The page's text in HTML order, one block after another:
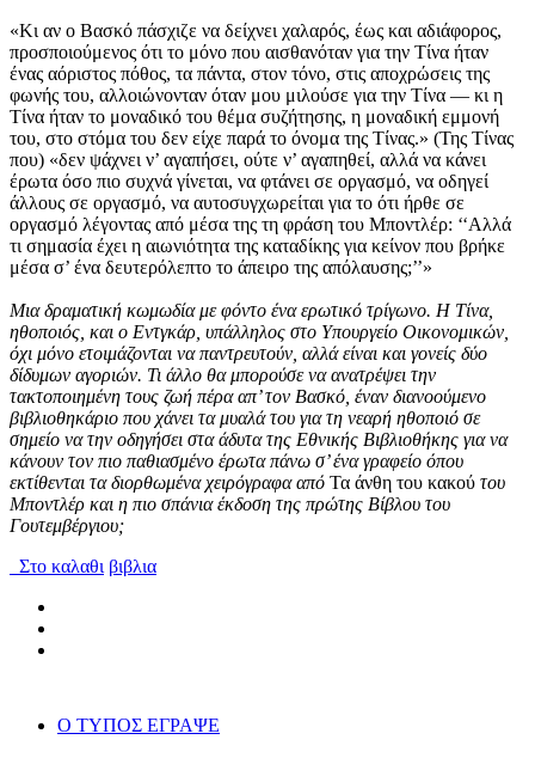
«Κι αν ο Βασκό πάσχιζε να δείχνει χαλαρός, έως και αδιάφορος,
προσποιούμενος ότι το μόνο που αισθανόταν για την Τίνα ήταν
ένας αόριστος πόθος, τα πάντα, στον τόνο, στις αποχρώσεις της
φωνής του, αλλοιώνονταν όταν μου μιλούσε για την Τίνα — κι η
Τίνα ήταν το μοναδικό του θέμα συζήτησης, η μοναδική εμμονή
του, στο στόμα του δεν είχε παρά το όνομα της Τίνας.» (Της Τίνας
που) «δεν ψάχνει ν’ αγαπήσει, ούτε ν’ αγαπηθεί, αλλά να κάνει
έρωτα όσο πιο συχνά γίνεται, να φτάνει σε οργασμό, να οδηγεί
άλλους σε οργασμό, να αυτοσυγχωρείται για το ότι ήρθε σε
οργασμό λέγοντας από μέσα της τη φράση του Μποντλέρ: ‘‘Αλλά
τι σημασία έχει η αιωνιότητα της καταδίκης για κείνον που βρήκε
μέσα σ’ ένα δευτερόλεπτο το άπειρο της απόλαυσης;’’»
Μια δραματική κωμωδία με φόντο ένα ερωτικό τρίγωνο. Η Τίνα,
ηθοποιός, και ο Εντγκάρ, υπάλληλος στο Υπουργείο Οικονομικών,
όχι μόνο ετοιμάζονται να παντρευτούν, αλλά είναι και γονείς δύο
δίδυμων αγοριών. Τι άλλο θα μπορούσε να ανατρέψει την
τακτοποιημένη τους ζωή πέρα απ’ τον Βασκό, έναν διανοούμενο
βιβλιοθηκάριο που χάνει τα μυαλά του για τη νεαρή ηθοποιό σε
σημείο να την οδηγήσει στα άδυτα της Εθνικής Βιβλιοθήκης για να
κάνουν τον πιο παθιασμένο έρωτα πάνω σ’ ένα γραφείο όπου
εκτίθενται τα διορθωμένα χειρόγραφα από Τα άνθη του κακού του
Μποντλέρ και η πιο σπάνια έκδοση της πρώτης Βίβλου του
Γουτεμβέργιου;
Στο καλαθι βιβλια
Ο ΤΥΠΟΣ ΕΓΡΑΨΕ